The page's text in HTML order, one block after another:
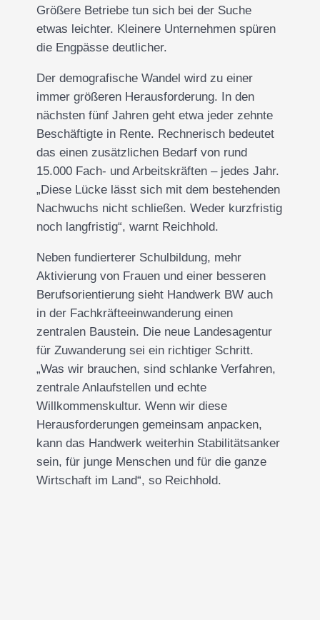
Größere Betriebe tun sich bei der Suche
etwas leichter. Kleinere Unternehmen spüren
die Engpässe deutlicher.
Der demografische Wandel wird zu einer
immer größeren Herausforderung. In den
nächsten fünf Jahren geht etwa jeder zehnte
Beschäftigte in Rente. Rechnerisch bedeutet
das einen zusätzlichen Bedarf von rund
15.000 Fach- und Arbeitskräften – jedes Jahr.
„Diese Lücke lässt sich mit dem bestehenden
Nachwuchs nicht schließen. Weder kurzfristig
noch langfristig“, warnt Reichhold.
Neben fundierterer Schulbildung, mehr
Aktivierung von Frauen und einer besseren
Berufsorientierung sieht Handwerk BW auch
in der Fachkräfteeinwanderung einen
zentralen Baustein. Die neue Landesagentur
für Zuwanderung sei ein richtiger Schritt.
„Was wir brauchen, sind schlanke Verfahren,
zentrale Anlaufstellen und echte
Willkommenskultur. Wenn wir diese
Herausforderungen gemeinsam anpacken,
kann das Handwerk weiterhin Stabilitätsanker
sein, für junge Menschen und für die ganze
Wirtschaft im Land“, so Reichhold.